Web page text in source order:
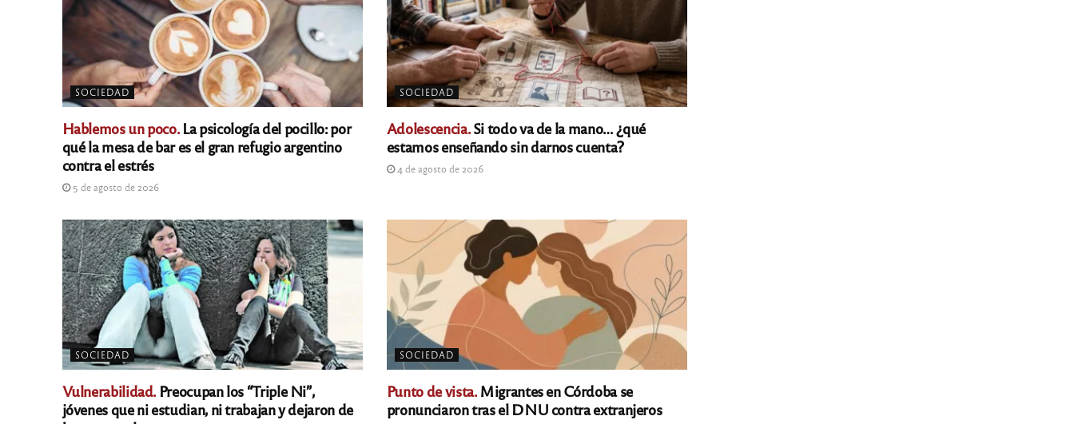
SOCIEDAD
Hablemos un poco.La psicología del pocillo: por
qué la mesa de bar es el gran refugio argentino
contra el estrés
5 de agosto de 2026
SOCIEDAD
Adolescencia.Si todo va de la mano… ¿qué
estamos enseñando sin darnos cuenta?
4 de agosto de 2026
SOCIEDAD
Vulnerabilidad. Preocupan los “Triple Ni”,
jóvenes que ni estudian, ni trabajan y dejaron de
SOCIEDAD
Punto de vista.Migrantes en Córdoba se
pronunciaron tras el DNU contra extranjeros